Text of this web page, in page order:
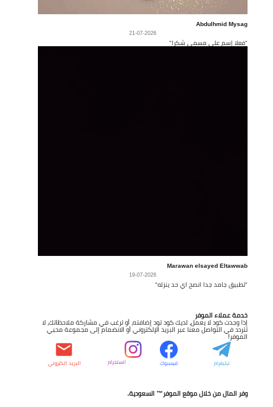
Abdulhmid Mysag
21-07-2026
"فعلا إسم على مسمى شكرا"
Marawan elsayed Eltawwab
19-07-2026
"تطبيق جامد جدا انصح اي حد ينزله"
خدمة عملاء الموفر
إذا وجدت كود لا يعمل، لديك كود تود إضافته، أو ترغب في مشاركة ملاحظاتك، لا
تتردد في التواصل معنا عبر البريد الإلكتروني أو الانضمام إلى مجموعة محبي
الموفر!
تيليغرام فيسبوك انستجرام البريد الكتروني
وفر المال من خلال موقع الموفر™ السعودية.